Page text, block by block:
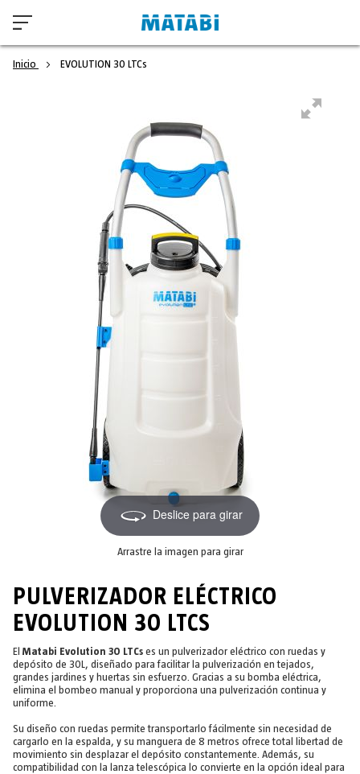
Inicio EVOLUTION 30 LTCs
Deslice para girar
Arrastre la imagen para girar
PULVERIZADOR ELÉCTRICO
EVOLUTION 30 LTCS
El Matabi Evolution 30 LTCs es un pulverizador eléctrico con ruedas y
depósito de 30L, diseñado para facilitar la pulverización en tejados,
grandes jardines y huertas sin esfuerzo. Gracias a su bomba eléctrica,
elimina el bombeo manual y proporciona una pulverización continua y
uniforme.
Su diseño con ruedas permite transportarlo fácilmente sin necesidad de
cargarlo en la espalda, y su manguera de 8 metros ofrece total libertad de
movimiento sin desplazar el depósito constantemente. Además, su
compatibilidad con la lanza telescópica lo convierte en la opción ideal para